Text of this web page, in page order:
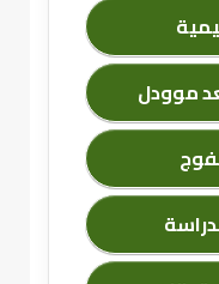
موودل